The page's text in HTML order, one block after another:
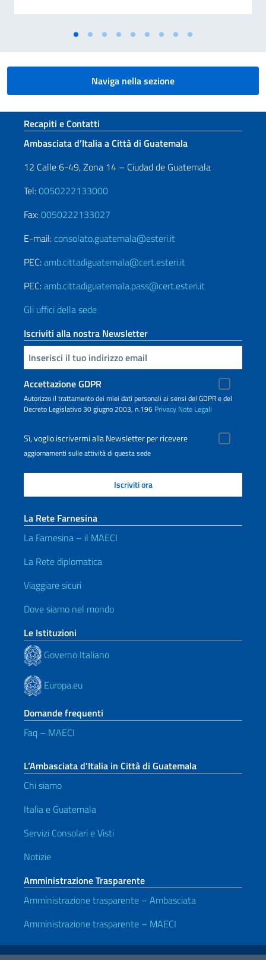
Naviga nella sezione
Sezione footer
Recapiti e Contatti
Ambasciata d’Italia a Città di Guatemala
12 Calle 6-49, Zona 14 – Ciudad de Guatemala
Tel:0050222133000
Fax:0050222133027
E-mail: consolato.guatemala@esteri.it
PEC:amb.cittadiguatemala@cert.esteri.it
PEC:amb.cittadiguatemala.pass@cert.esteri.it
Gli uffici della sede
Iscriviti alla nostra Newsletter
Inserisci la tua email
Accettazione GDPR
Autorizzo il trattamento dei miei dati personali ai sensi del GDPR e del
Decreto Legislativo 30 giugno 2003, n.196 Privacy Note Legali
Sì, voglio iscrivermi alla Newsletter per ricevere
aggiornamenti sulle attività di questa sede
La Rete Farnesina
La Farnesina – il MAECI
La Rete diplomatica
Viaggiare sicuri
Dove siamo nel mondo
Le Istituzioni
Governo Italiano
Europa.eu
Domande frequenti
Faq – MAECI
L’Ambasciata d’Italia in Città di Guatemala
Chi siamo
Italia e Guatemala
Servizi Consolari e Visti
Notizie
Amministrazione Trasparente
Amministrazione trasparente – Ambasciata
Amministrazione trasparente – MAECI
Link Utili